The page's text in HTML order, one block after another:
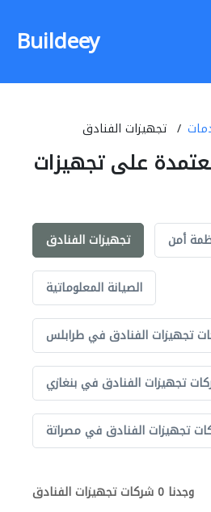
Buildeey
تجهيزات الفنادق
على تجهيزات
تجهيزات الفنادق أمن
الصيانة المعلوماتية
تجهيزات الفنادق في طرابلس
تجهيزات الفنادق في بنغازي
تجهيزات الفنادق في مصراتة
وجدنا 0 شركات تجهيزات الفنادق